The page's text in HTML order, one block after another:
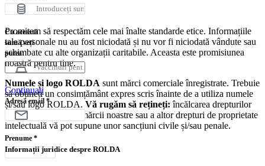
Cu această
sumă veți
putea:
Continuați
Adresă email *
Prenume *
Promisiunea noastră
Promitem să respectăm cele mai înalte standarde etice. Informațiile
tale personale nu au fost niciodată și nu vor fi niciodată vândute sau
schimbate cu alte organizații caritabile. Aceasta este promisiunea
noastră pentru tine.
Numele și logo ROLDA sunt mărci comerciale înregistrate. Trebuie
să obțineți un consimțământ expres scris înainte de a utiliza numele
și/sau logo ROLDA. Vă rugăm să rețineți: încălcarea drepturilor
noastre de autor și a mărcii noastre sau a altor drepturi de proprietate
intelectuală vă pot supune unor sancțiuni civile și/sau penale.
Informații juridice despre ROLDA